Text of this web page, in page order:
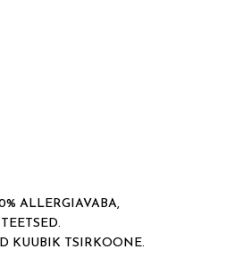
ALLERGIAVABA,
KUUBIK TSIRKOONE.